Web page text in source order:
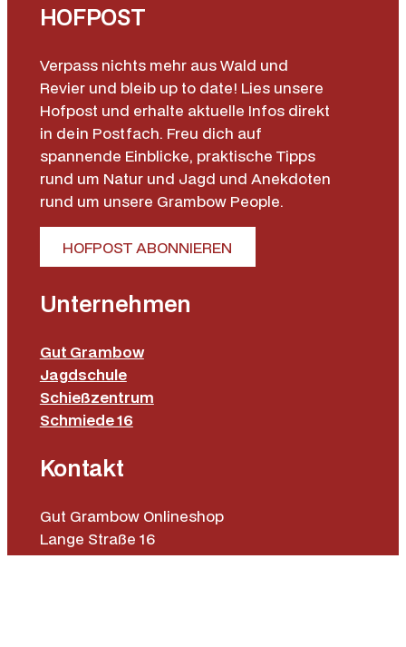
HOFPOST
Verpass nichts mehr aus Wald und
Revier und bleib up to date! Lies unsere
Hofpost und erhalte aktuelle Infos direkt
in dein Postfach. Freu dich auf
spannende Einblicke, praktische Tipps
rund um Natur und Jagd und Anekdoten
rund um unsere Grambow People.
HOFPOST ABONNIEREN
Unternehmen
Gut Grambow
Jagdschule
Schießzentrum
Schmiede 16
Kontakt
Gut Grambow Onlineshop
Lange Straße 16
19071 Gut Grambow